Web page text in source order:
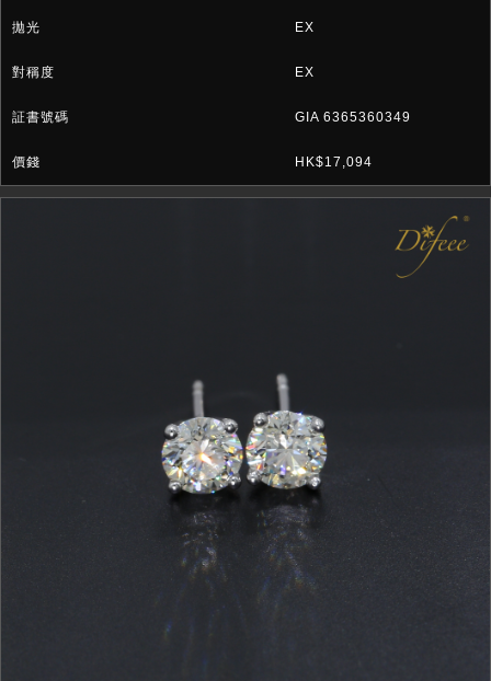
EX
EX
GIA 6365360349
HK$17,094